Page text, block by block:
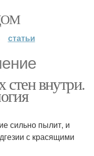
статьи
внутри.
сильно пылит, и
с красящими